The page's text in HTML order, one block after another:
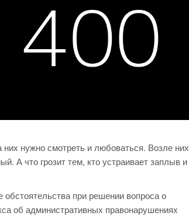
нужно смотреть и любоваться. Возле них
А что грозит тем, кто устраивает заплыв и
обстоятельства при решении вопроса о
об административных правонарушениях